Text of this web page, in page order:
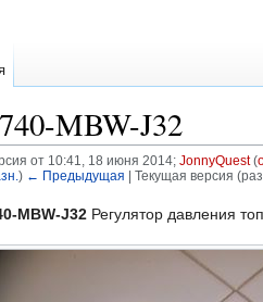
MBW-J32
от 10:41, 18 июня 2014; JonnyQuest (
) ← Предыдущая | Текущая версия
MBW-J32 Регулятор давления